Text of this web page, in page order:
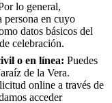
lo general,
persona en cuyo
datos básicos del
celebración.
o en línea: Puedes
de la Vera.
online a través de
acceder